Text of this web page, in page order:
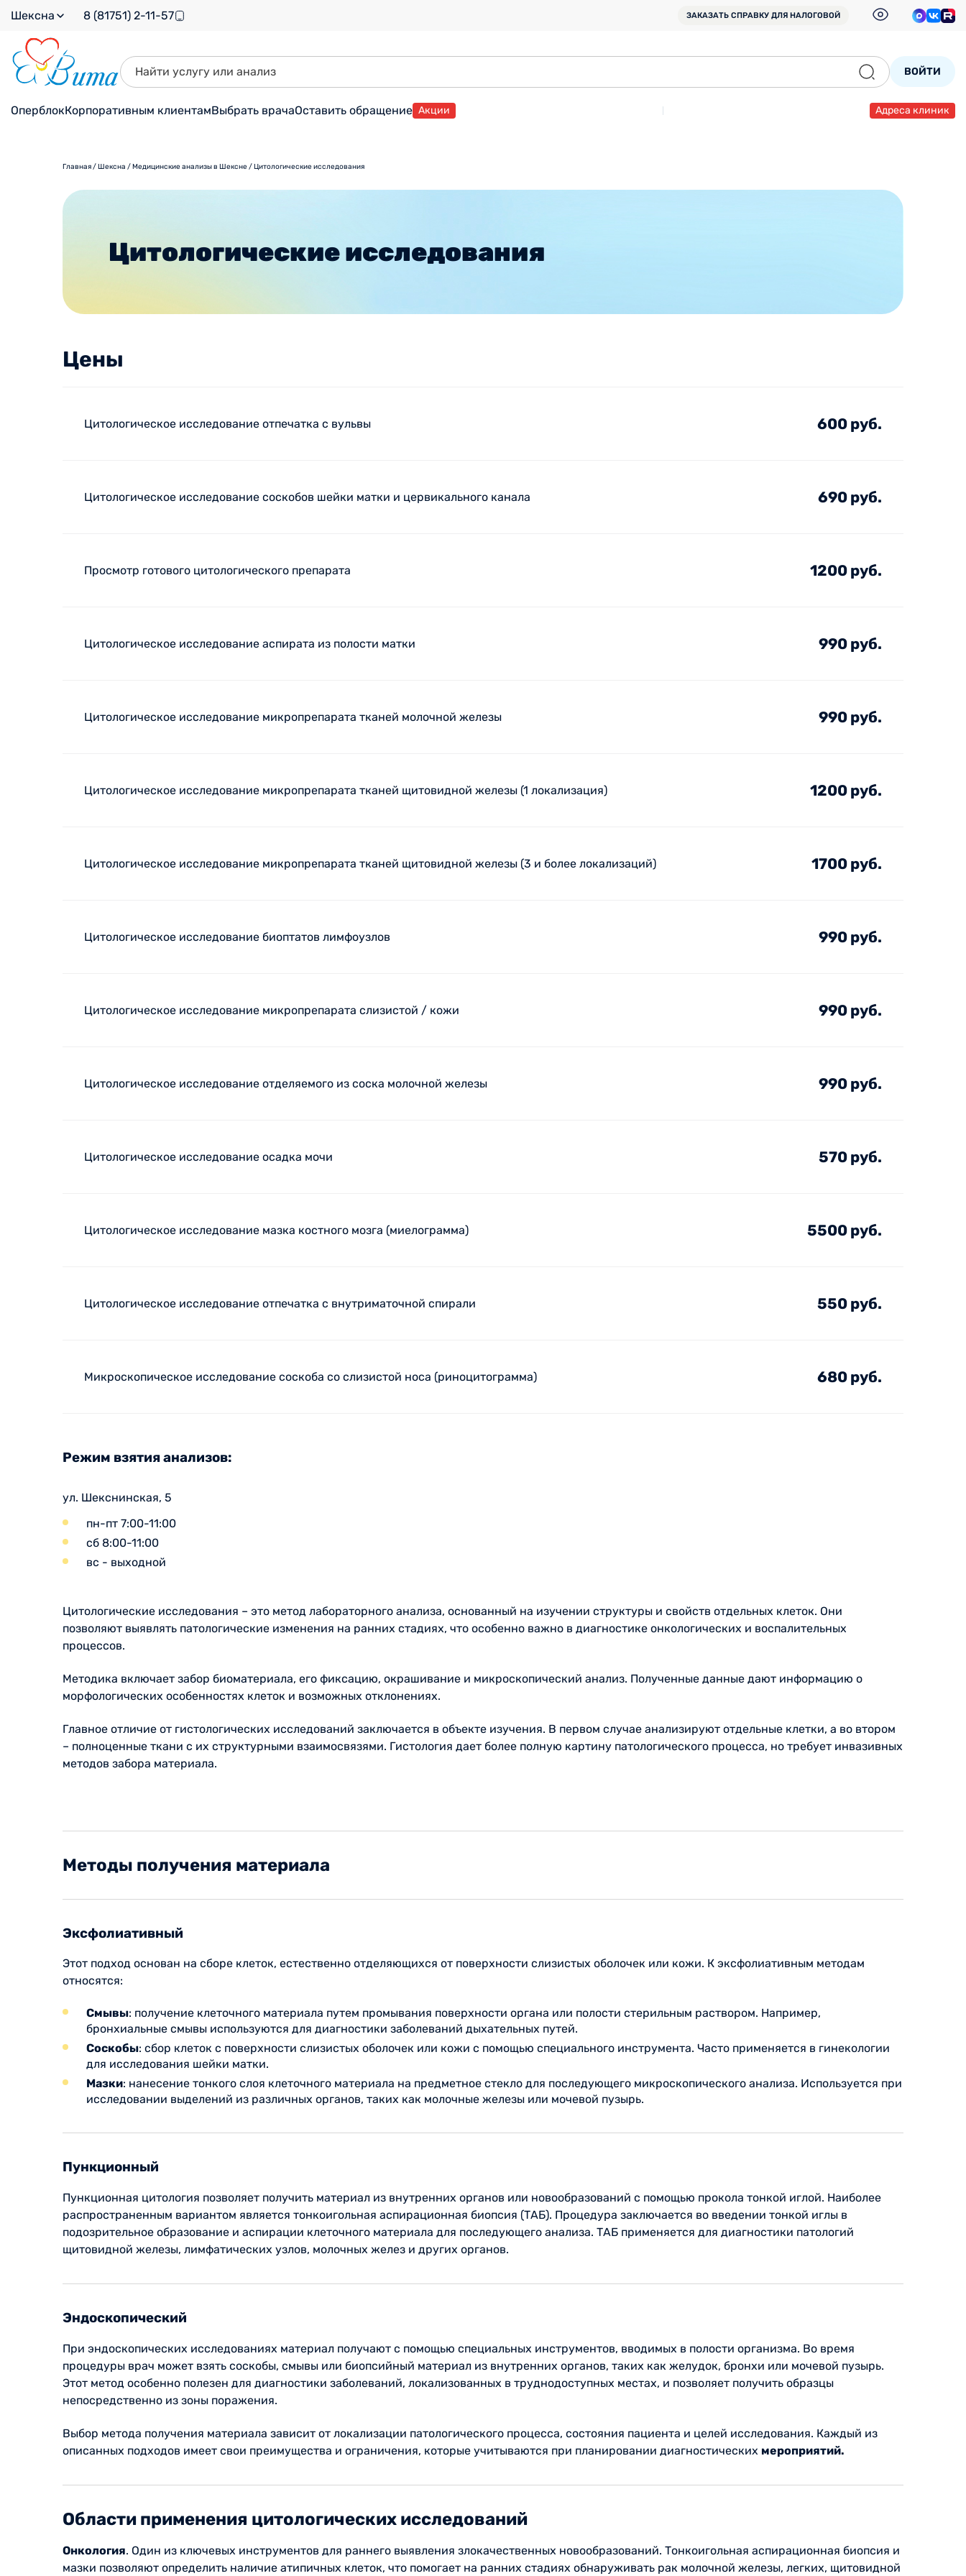
Шексна 8 (81751) 2-11-57 ЗАКАЗАТЬ СПРАВКУ ДЛЯ НАЛОГОВОЙ
ВОЙТИ
ОперблокКорпоративным клиентамВыбрать врачаОставить обращение Акции Адреса клиник
Главная/Шексна /Медицинские анализы в Шексне /Цитологические исследования
Цитологические исследования
Цены
Цитологическое исследование отпечатка с вульвы 600 руб.
Цитологическое исследование соскобов шейки матки и цервикального канала 690 руб.
Просмотр готового цитологического препарата 1200 руб.
Цитологическое исследование аспирата из полости матки 990 руб.
Цитологическое исследование микропрепарата тканей молочной железы 990 руб.
Цитологическое исследование микропрепарата тканей щитовидной железы (1 локализация) 1200 руб.
Цитологическое исследование микропрепарата тканей щитовидной железы (3 и более локализаций) 1700 руб.
Цитологическое исследование биоптатов лимфоузлов 990 руб.
Цитологическое исследование микропрепарата слизистой / кожи 990 руб.
Цитологическое исследование отделяемого из соска молочной железы 990 руб.
Цитологическое исследование осадка мочи 570 руб.
Цитологическое исследование мазка костного мозга (миелограмма) 5500 руб.
Цитологическое исследование отпечатка с внутриматочной спирали 550 руб.
Микроскопическое исследование соскоба со слизистой носа (риноцитограмма) 680 руб.
Режим взятия анализов:
ул. Шекснинская, 5
пн-пт 7:00-11:00
сб 8:00-11:00
вс - выходной
Цитологические исследования – это метод лабораторного анализа, основанный на изучении структуры и свойств отдельных клеток. Они
позволяют выявлять патологические изменения на ранних стадиях, что особенно важно в диагностике онкологических и воспалительных
процессов.
Методика включает забор биоматериала, его фиксацию, окрашивание и микроскопический анализ. Полученные данные дают информацию о
морфологических особенностях клеток и возможных отклонениях.
Главное отличие от гистологических исследований заключается в объекте изучения. В первом случае анализируют отдельные клетки, а во втором
– полноценные ткани с их структурными взаимосвязями. Гистология дает более полную картину патологического процесса, но требует инвазивных
методов забора материала.
Методы получения материала
Эксфолиативный
Этот подход основан на сборе клеток, естественно отделяющихся от поверхности слизистых оболочек или кожи. К эксфолиативным методам
относятся:
Смывы: получение клеточного материала путем промывания поверхности органа или полости стерильным раствором. Например,
бронхиальные смывы используются для диагностики заболеваний дыхательных путей.
Соскобы: сбор клеток с поверхности слизистых оболочек или кожи с помощью специального инструмента. Часто применяется в гинекологии
для исследования шейки матки.
Мазки: нанесение тонкого слоя клеточного материала на предметное стекло для последующего микроскопического анализа. Используется при
исследовании выделений из различных органов, таких как молочные железы или мочевой пузырь.
Пункционный
Пункционная цитология позволяет получить материал из внутренних органов или новообразований с помощью прокола тонкой иглой. Наиболее
распространенным вариантом является тонкоигольная аспирационная биопсия (ТАБ). Процедура заключается во введении тонкой иглы в
подозрительное образование и аспирации клеточного материала для последующего анализа. ТАБ применяется для диагностики патологий
щитовидной железы, лимфатических узлов, молочных желез и других органов.
Эндоскопический
При эндоскопических исследованиях материал получают с помощью специальных инструментов, вводимых в полости организма. Во время
процедуры врач может взять соскобы, смывы или биопсийный материал из внутренних органов, таких как желудок, бронхи или мочевой пузырь.
Этот метод особенно полезен для диагностики заболеваний, локализованных в труднодоступных местах, и позволяет получить образцы
непосредственно из зоны поражения.
Выбор метода получения материала зависит от локализации патологического процесса, состояния пациента и целей исследования. Каждый из
описанных подходов имеет свои преимущества и ограничения, которые учитываются при планировании диагностических мероприятий.
Области применения цитологических исследований
Онкология. Один из ключевых инструментов для раннего выявления злокачественных новообразований. Тонкоигольная аспирационная биопсия и
мазки позволяют определить наличие атипичных клеток, что помогает на ранних стадиях обнаруживать рак молочной железы, легких, щитовидной